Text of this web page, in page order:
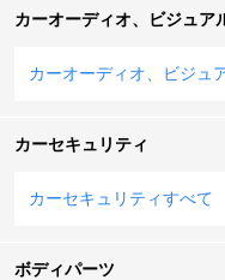
カーオーディオ、ビジュア
カーオーディオ、ビジュ
カーセキュリティ
カーセキュリティすべて
ボディパーツ